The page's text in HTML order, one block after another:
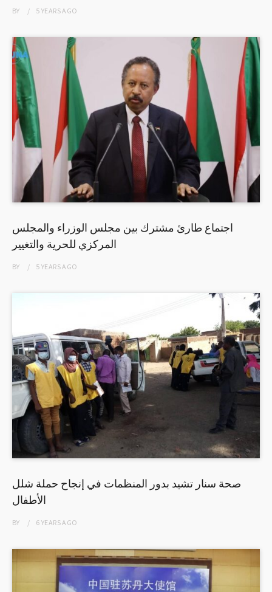
BY 5 YEARSAGO
اجتماع طارئ مشترك بين مجلس الوزراء والمجلس
المركزي للحرية والتغيير
BY 5 YEARSAGO
صحة سنار تشيد بدور المنظمات في إنجاح حملة شلل
الأطفال
BY 6 YEARSAGO